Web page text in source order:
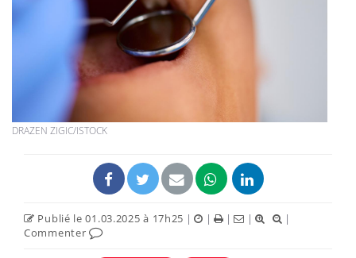
DRAZEN ZIGIC/ISTOCK
Publié le 01.03.2025 à 17h25 | | | |
|
Commenter